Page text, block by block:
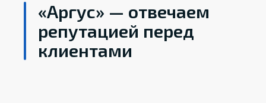
«Аргус» — отвечаем
репутацией перед
клиентами